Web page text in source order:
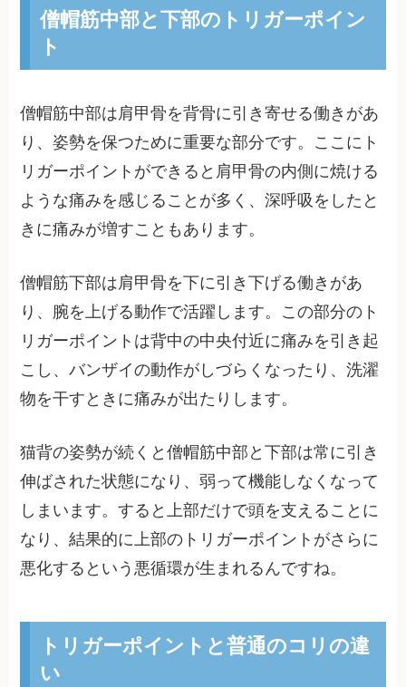
僧帽筋中部と下部のトリガーポイン
ト
僧帽筋中部は肩甲骨を背骨に引き寄せる働きがあ
り、姿勢を保つために重要な部分です。ここにト
リガーポイントができると肩甲骨の内側に焼ける
ような痛みを感じることが多く、深呼吸をしたと
きに痛みが増すこともあります。
僧帽筋下部は肩甲骨を下に引き下げる働きがあ
り、腕を上げる動作で活躍します。この部分のト
リガーポイントは背中の中央付近に痛みを引き起
こし、バンザイの動作がしづらくなったり、洗濯
物を干すときに痛みが出たりします。
猫背の姿勢が続くと僧帽筋中部と下部は常に引き
伸ばされた状態になり、弱って機能しなくなって
しまいます。すると上部だけで頭を支えることに
なり、結果的に上部のトリガーポイントがさらに
悪化するという悪循環が生まれるんですね。
トリガーポイントと普通のコリの違
い